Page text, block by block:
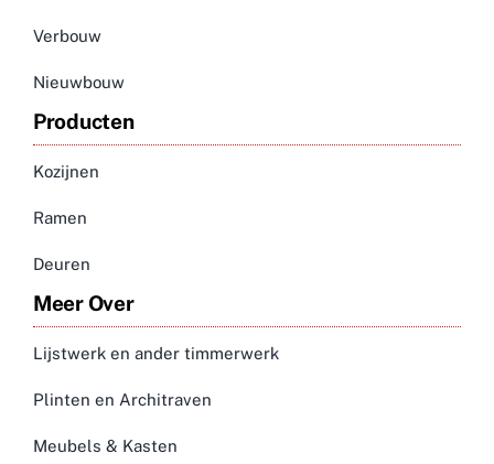
Verbouw
Nieuwbouw
Producten
Kozijnen
Ramen
Deuren
Meer Over
Lijstwerk en ander timmerwerk
Plinten en Architraven
Meubels & Kasten